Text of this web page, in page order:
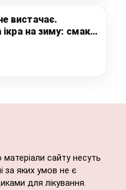
вистачає.
на зиму: смак
сайту несуть
за яких умов не є
для лікування.